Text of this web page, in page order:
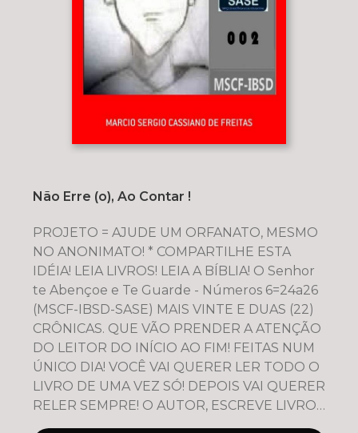
Não Erre (o), Ao Contar !
PROJETO = AJUDE UM ORFANATO, MESMO
NO ANONIMATO! * COMPARTILHE ESTA
IDÉIA! LEIA LIVROS! LEIA A BÍBLIA! O Senhor
te Abençoe e Te Guarde - Números 6=24a26
(MSCF-IBSD-SASE) MAIS VINTE E DUAS (22)
CRÔNICAS. QUE VÃO PRENDER A ATENÇÃO
DO LEITOR DO INÍCIO AO FIM! FEITAS NUM
ÚNICO DIA! VOCÊ VAI QUERER LER TODO O
LIVRO DE UMA VEZ SÓ! DEPOIS VAI QUERER
RELER SEMPRE! O AUTOR, ESCREVE LIVROS
DE SONETOS SEMPRE